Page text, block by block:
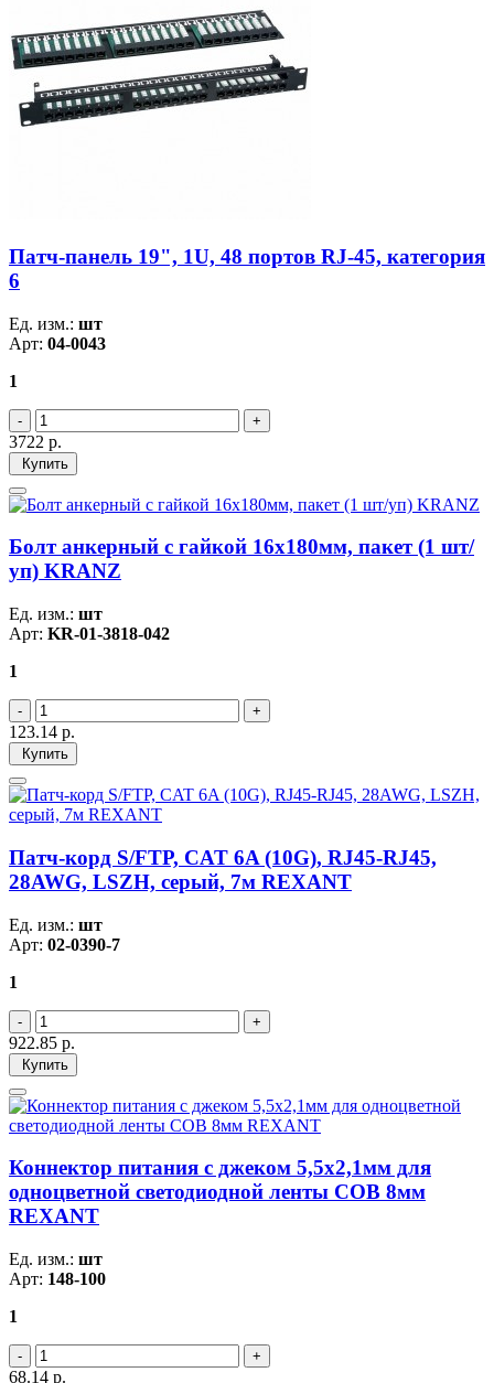
Патч-панель 19", 1U, 48 портов RJ-45, категория
6
Ед. изм.: шт
Арт: 04-0043
1
3722 р.
Купить
Болт анкерный с гайкой 16х180мм, пакет (1 шт/
уп) KRANZ
Ед. изм.: шт
Арт: KR-01-3818-042
1
123.14 р.
Купить
Патч-корд S/FTP, CAT 6A (10G), RJ45-RJ45,
28AWG, LSZH, серый, 7м REXANT
Ед. изм.: шт
Арт: 02-0390-7
1
922.85 р.
Купить
Коннектор питания с джеком 5,5x2,1мм для
одноцветной светодиодной ленты COB 8мм
REXANT
Ед. изм.: шт
Арт: 148-100
1
68.14 р.